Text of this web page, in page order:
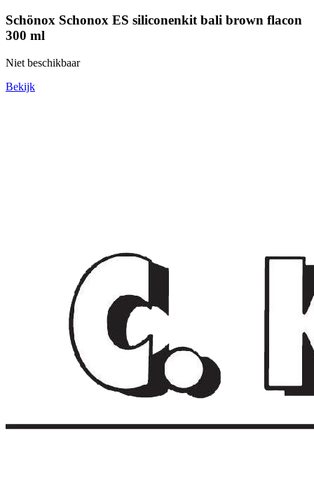
Schönox Schonox ES siliconenkit bali brown flacon
300 ml
Niet beschikbaar
Bekijk